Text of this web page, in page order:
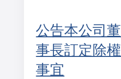
公告本公司
事長訂定除
事宜